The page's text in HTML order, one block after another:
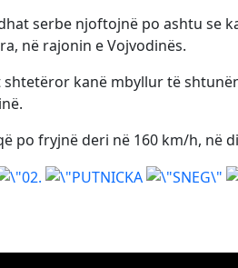
serbe njoftojnë po ashtu se
në rajonin e Vojvodinës.
kanë mbyllur të
po fryjnë deri në 160 km/h, në